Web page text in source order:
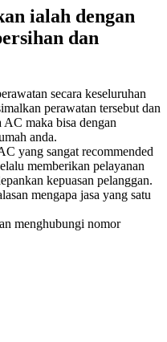
ialah dengan
dan
secara keseluruhan
perawatan tersebut dan
AC maka bisa dengan
anda.
yang sangat recommended
memberikan pelayanan
kepuasan pelanggan.
mengapa jasa yang satu
menghubungi nomor